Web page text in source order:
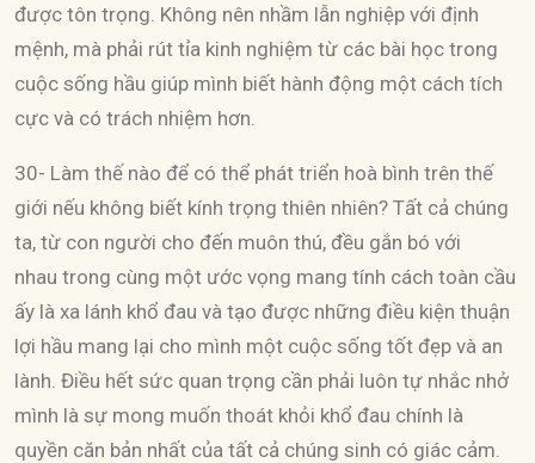
được tôn trọng. Không nên nhầm lẫn nghiệp với định
mệnh, mà phải rút tỉa kinh nghiệm từ các bài học trong
cuộc sống hầu giúp mình biết hành động một cách tích
cực và có trách nhiệm hơn.
30- Làm thế nào để có thể phát triển hoà bình trên thế
giới nếu không biết kính trọng thiên nhiên? Tất cả chúng
ta, từ con người cho đến muôn thú, đều gắn bó với
nhau trong cùng một ước vọng mang tính cách toàn cầu
ấy là xa lánh khổ đau và tạo được những điều kiện thuận
lợi hầu mang lại cho mình một cuộc sống tốt đẹp và an
lành. Điều hết sức quan trọng cần phải luôn tự nhắc nhở
mình là sự mong muốn thoát khỏi khổ đau chính là
quyền căn bản nhất của tất cả chúng sinh có giác cảm.